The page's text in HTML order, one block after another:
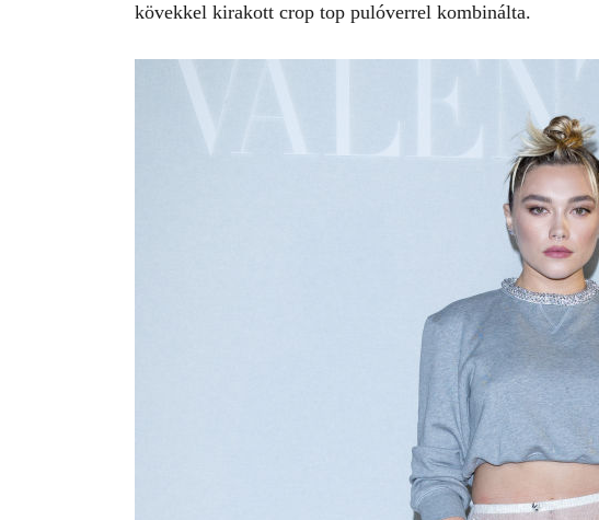
kövekkel kirakott crop top pulóverrel kombinálta.